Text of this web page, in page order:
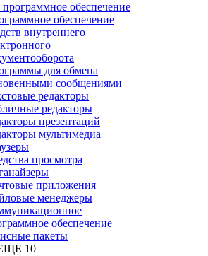
обеспечение
обеспечение
внутреннего
для обмена
сообщениями
редакторы
редакторы
презентаций
мультимедиа
просмотра
приложения
менеджеры
обеспечение
пакеты
10